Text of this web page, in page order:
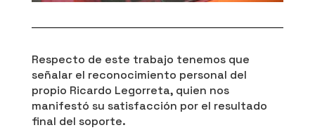
Respecto de este trabajo tenemos que
señalar el reconocimiento personal del
propio Ricardo Legorreta, quien nos
manifestó su satisfacción por el resultado
final del soporte.